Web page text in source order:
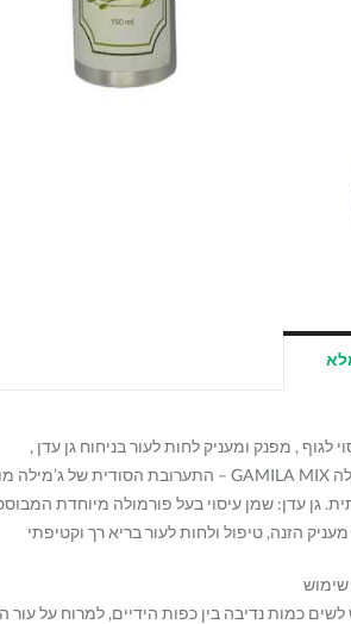
לגוף , מפנק ומעניק לחות לעור בניחוח גן עדן ,
גן עדן: שמן עיסוי בעל פורמולה מיוחדת
מעניק הזנה, טיפול ולחות לעור בריא רך וקטיפתי
שימוש
כמות נדיבה בין כפות הידיים, למרוח על עור